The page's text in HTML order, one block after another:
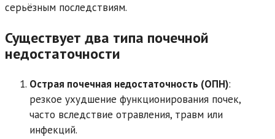
серьёзным последствиям.
Существует два типа почечной
недостаточности
Острая почечная недостаточность (ОПН):
резкое ухудшение функционирования почек,
часто вследствие отравления, травм или
инфекций.